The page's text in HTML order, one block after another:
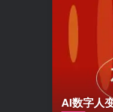
AI数字人